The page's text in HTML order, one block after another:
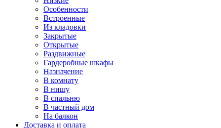
Особенности
Встроенные
Из кладовки
Закрытые
Открытые
Раздвижные
Гардеробные шкафы
Назначение
В комнату
В нишу
В спальню
В частный дом
На балкон
Доставка и оплата